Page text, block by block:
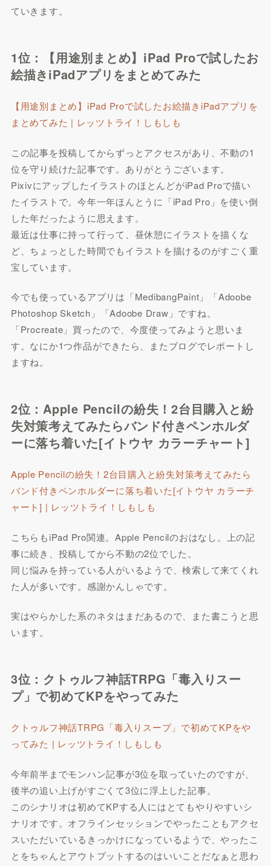
ていきます。
1位：【用途別まとめ】iPad Proで試したお
絵描きiPadアプリをまとめてみた
【用途別まとめ】iPad Proで試したお絵描きiPadアプリを
まとめてみた | レッツトライ！しもしも
この記事を投稿してからずっとアクセスがあり、不動の1
位を守り続けた記事です。ありがとうございます。
PixivにアップしたイラストのほとんどがiPad Proで描い
たイラストで。今年一年ほんとうに「iPad Pro」を使い倒
した年だったように思えます。
最近は仕事に持って行って、昼休憩にイラストを描くな
ど、ちょっとした時間でもイラストを描けるのがすごく重
宝しています。
今でも使っているアプリは「MedibangPaint」「Adoobe
Photoshop Sketch」「Adoobe Draw」ですね。
「Procreate」買ったので、今度使ってみようと思いま
す。なにか1つ作品ができたら、またブログでレポートし
ますね。
2位：Apple Pencilの紛失！2台目購入と紛
失対策考えてみたらバンド付きペンホルダ
ーに落ち着いた[イトウヤ カラーチャート]
Apple Pencilの紛失！2台目購入と紛失対策考えてみたら
バンド付きペンホルダーに落ち着いた[イトウヤ カラーチ
ャート] | レッツトライ！しもしも
こちらもiPad Pro関連。Apple Pencilのおはなし。上の記
事に続き、投稿してから不動の2位でした。
同じ悩みを持っている人がいるようで、検索して来てくれ
た人が多いです。感謝かんしゃです。
実はやらかした系のネタはまだあるので、また書こうと思
います。
3位：クトゥルフ神話TRPG「毒入りスー
プ」で初めてKPをやってみた
クトゥルフ神話TRPG「毒入りスープ」で初めてKPをや
ってみた | レッツトライ！しもしも
今年前半までモンハン記事が3位を取っていたのですが、
後半の追い上げがすごくて3位に浮上した記事。
このシナリオは初めてKPする人にはとてもやりやすいシ
ナリオです。オフラインセッションでやったこともアクセ
スいただいているきっかけになっているようで、やったこ
とをちゃんとアウトプットするのはいいことだなぁと思わ